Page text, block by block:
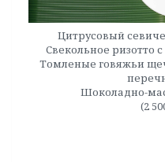
Цитрусовый
Свекольное ризотто
Томленые говяжьи
Шоколадно-
(2